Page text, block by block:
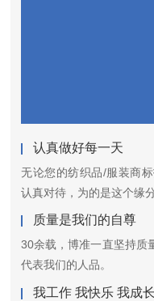
认真做好每一天
无论您的纺织品/服装商
认真对待，为的是这个缘分
质量是我们的自尊
30余载，博准一直坚持质
代表我们的人品。
我工作 我快乐 我成长